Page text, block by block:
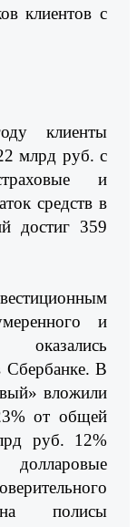
клиентов с
клиенты
млрд руб. с
и
средств в
достиг 359
и
оказались
Сбербанке. В
вложили
от общей
руб. 12%
полисы